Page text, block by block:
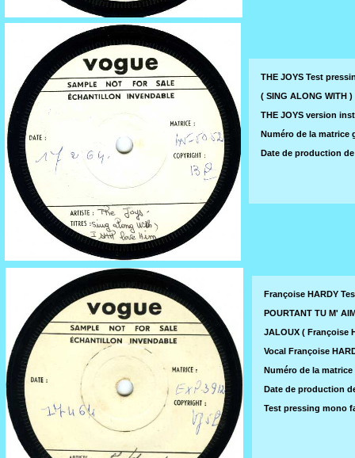
THE JOYS Test
( SING ALONG WITH
THE JOYS version
Numéro de la matrice
Date de production
Françoise HARDY
POURTANT TU M'
JALOUX ( Françoise
Vocal Françoise
Numéro de la
Date de production
Test pressing mono